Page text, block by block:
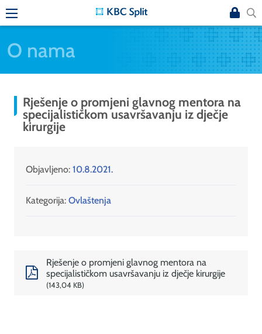
O nama
Rješenje o promjeni glavnog mentora na
specijalističkom usavršavanju iz dječje
kirurgije
Objavljeno: 10.8.2021.
Kategorija: Ovlaštenja
Rješenje o promjeni glavnog mentora na
specijalističkom usavršavanju iz dječje kirurgije
143,04 KB